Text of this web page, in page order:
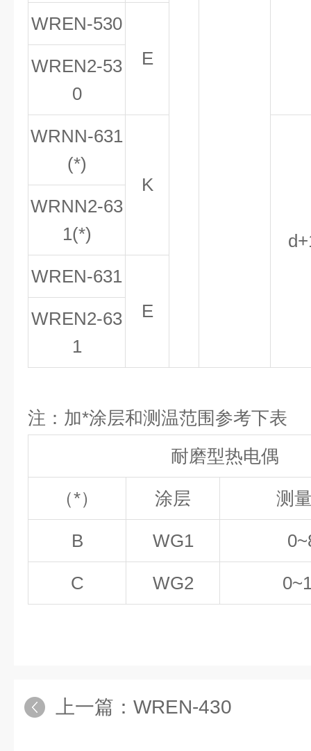
WREN-530
E
WREN2-53
0
WRNN-631
(*)
K
d
WRNN2-63
1(*)
WREN-631
E
WREN2-63
1
注：加*涂层和测温范围参考下表
耐磨型热电偶
（*） 涂层 测
B WG1
C WG2
上一篇： WREN-430